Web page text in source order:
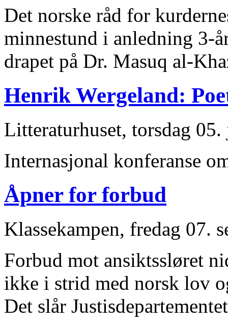
Det norske råd for
minnestund i anledning 3-
drapet på Dr. Masuq al-
Henrik Wergeland:
Litteraturhuset, torsdag
Internasjonal konferanse
Åpner for forbud
Klassekampen, fredag 07.
Forbud mot ansiktssløret
ikke i strid med norsk lov
Det slår